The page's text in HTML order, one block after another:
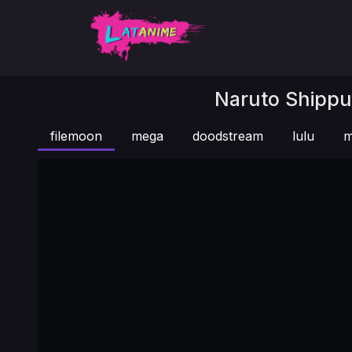
Naruto
filemoon mega doodstream lulu